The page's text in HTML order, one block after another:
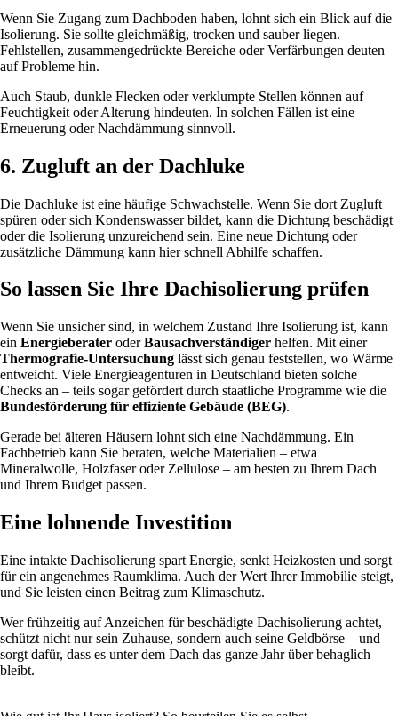
Wenn Sie Zugang zum Dachboden haben, lohnt sich ein Blick auf die
Isolierung. Sie sollte gleichmäßig, trocken und sauber liegen.
Fehlstellen, zusammengedrückte Bereiche oder Verfärbungen deuten
auf Probleme hin.
Auch Staub, dunkle Flecken oder verklumpte Stellen können auf
Feuchtigkeit oder Alterung hindeuten. In solchen Fällen ist eine
Erneuerung oder Nachdämmung sinnvoll.
6. Zugluft an der Dachluke
Die Dachluke ist eine häufige Schwachstelle. Wenn Sie dort Zugluft
spüren oder sich Kondenswasser bildet, kann die Dichtung beschädigt
oder die Isolierung unzureichend sein. Eine neue Dichtung oder
zusätzliche Dämmung kann hier schnell Abhilfe schaffen.
So lassen Sie Ihre Dachisolierung prüfen
Wenn Sie unsicher sind, in welchem Zustand Ihre Isolierung ist, kann
ein Energieberater oderBausachverständiger helfen. Mit einer
Thermografie-Untersuchung lässt sich genau feststellen, wo Wärme
entweicht. Viele Energieagenturen in Deutschland bieten solche
Checks an – teils sogar gefördert durch staatliche Programme wie die
Bundesförderung für effiziente Gebäude (BEG).
Gerade bei älteren Häusern lohnt sich eine Nachdämmung. Ein
Fachbetrieb kann Sie beraten, welche Materialien – etwa
Mineralwolle, Holzfaser oder Zellulose – am besten zu Ihrem Dach
und Ihrem Budget passen.
Eine lohnende Investition
Eine intakte Dachisolierung spart Energie, senkt Heizkosten und sorgt
für ein angenehmes Raumklima. Auch der Wert Ihrer Immobilie steigt,
und Sie leisten einen Beitrag zum Klimaschutz.
Wer frühzeitig auf Anzeichen für beschädigte Dachisolierung achtet,
schützt nicht nur sein Zuhause, sondern auch seine Geldbörse – und
sorgt dafür, dass es unter dem Dach das ganze Jahr über behaglich
bleibt.